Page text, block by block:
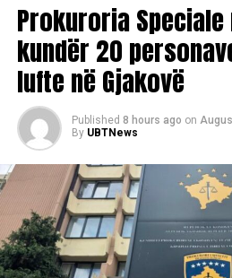
Prokuroria
kundër 20
lufte në Gjakovë
Published 8 hours ago on
By UBTNews